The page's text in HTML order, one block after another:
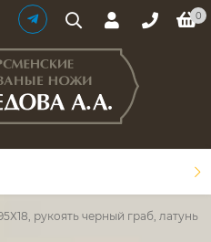
0
рукоять черный граб, латунь